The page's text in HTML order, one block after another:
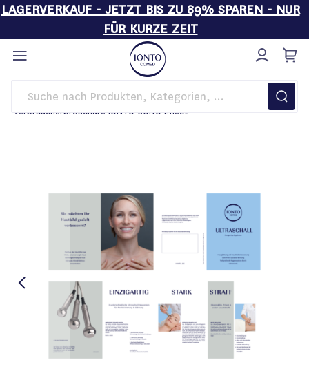
LAGERVERKAUF - JETZT BIS ZU 89% SPAREN - NUR
FÜR KURZE ZEIT
Direkt
zum
Inhalt
Startseite Kosmetikgeräte
Werbematerial
Verbraucherbroschüre IONTO-SONO Effect